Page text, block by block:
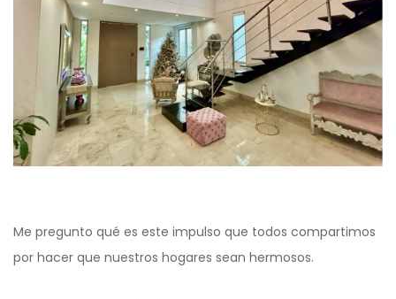
Me pregunto qué es este impulso que todos compartimos
por hacer que nuestros hogares sean hermosos.